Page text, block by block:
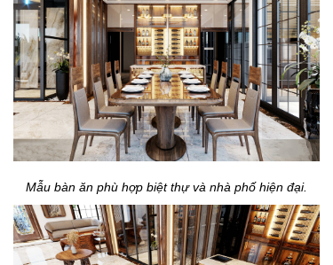
Mẫu bàn ăn phù hợp biệt thự và nhà phố hiện đại.